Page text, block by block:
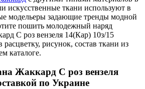
искусственные ткани используют в
модельеры задающие тренды модной
пошить молодежный наряд
С роз вензеля 14(Кар) 10з/15
рисунок, состав ткани из
каталоге.
Жаккард С роз вензеля
по Украине